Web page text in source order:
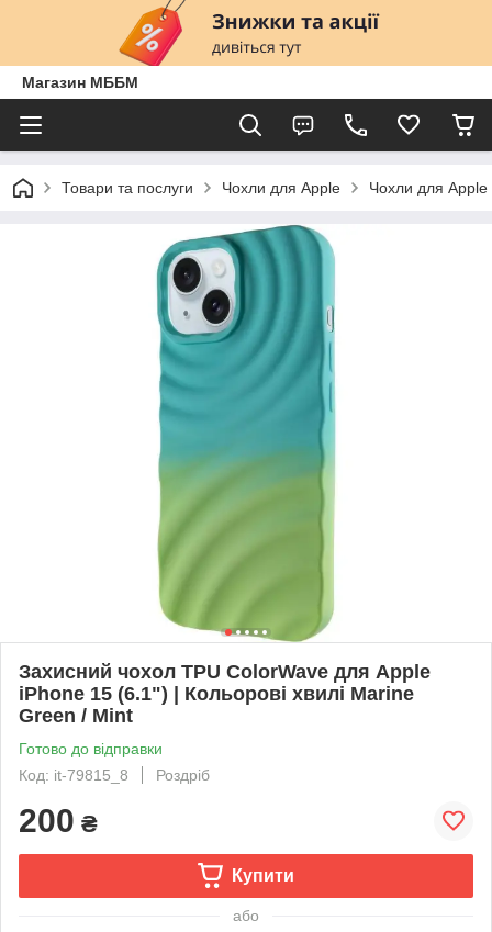
Магазин МББМ
Товари та послуги Чохли для Apple Чохли для Apple
Захисний чохол TPU ColorWave для Apple
iPhone 15 (6.1") | Кольорові хвилі Marine
Green / Mint
Готово до відправки
Код: it-79815_8
Роздріб
200 ₴
Купити
або